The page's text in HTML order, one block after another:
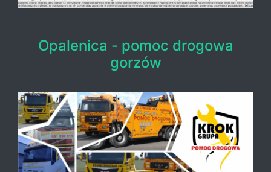
Opalenica - pomoc drogowa
gorzów